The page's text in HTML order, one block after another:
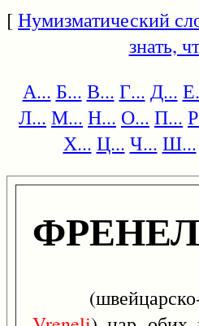
[Нумизматический
знать,
А... Б... В... Г... Д...
Л... М... Н... О... П...
Х... Ц... Ч... Ш...
(швейцарско-